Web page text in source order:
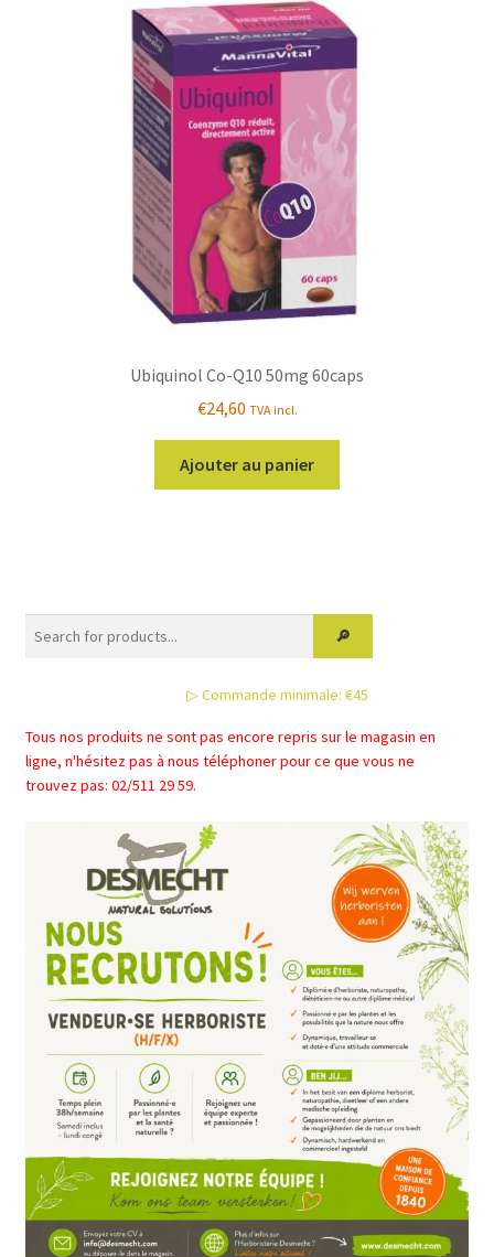
Ubiquinol Co-Q10 50mg 60caps
€24,60 TVA incl.
Ajouter au panier
▷ Commande minimale: €45
Tous nos produits ne sont pas encore repris sur le magasin en
ligne, n'hésitez pas à nous téléphoner pour ce que vous ne
trouvez pas: 02/511 29 59.